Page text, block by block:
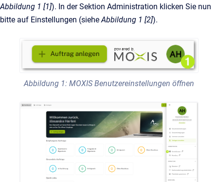
Abbildung 1 [1]). In der Sektion Administration klicken Sie nun
bitte auf Einstellungen (sieheAbbildung 1 [2]).
Abbildung 1: MOXIS Benutzereinstellungen öffnen